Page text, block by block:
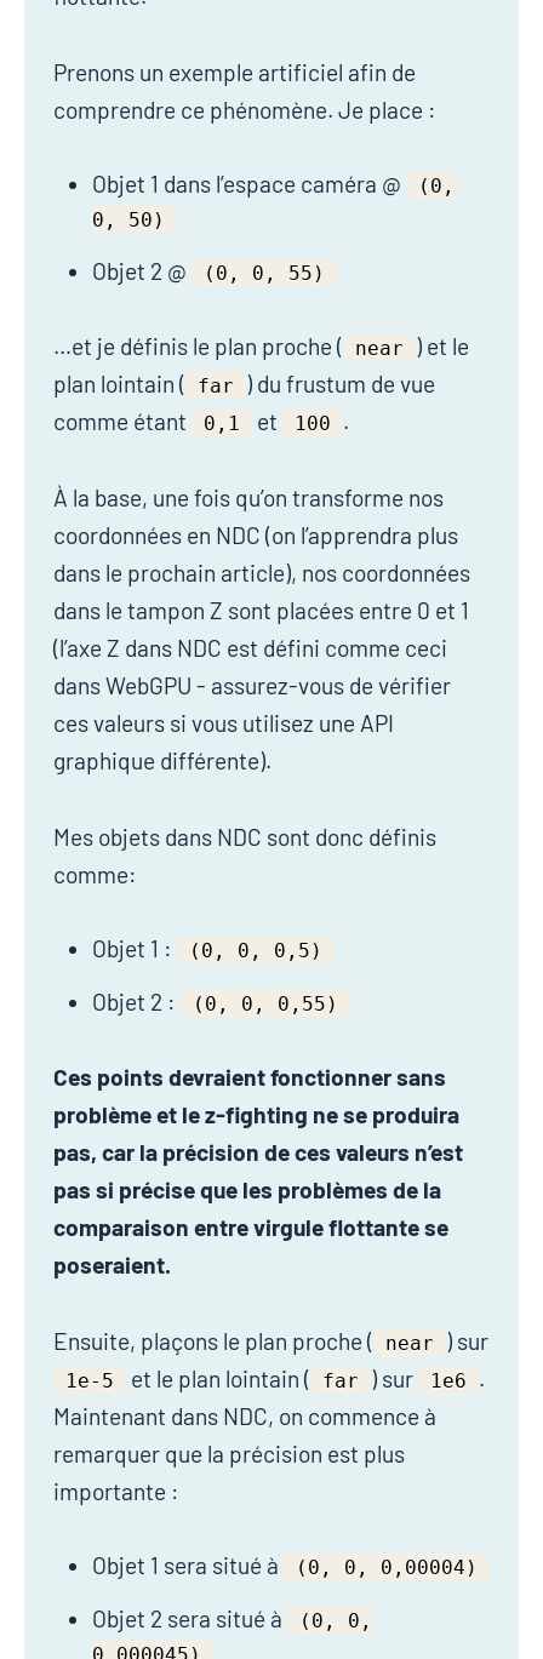
Prenons un exemple artificiel afin de
comprendre ce phénomène. Je place :
Objet 1 dans l’espace caméra @
(0,
0, 50)
Objet 2 @ (0, 0, 55)
…et je définis le plan proche ( near
) et le
plan lointain (
far
) du frustum de vue
comme étant
0,1 et 100 .
À la base, une fois qu’on transforme nos
coordonnées en NDC (on l’apprendra plus
dans le prochain article), nos coordonnées
dans le tampon Z sont placées entre 0 et 1
(l’axe Z dans NDC est défini comme ceci
dans WebGPU - assurez-vous de vérifier
ces valeurs si vous utilisez une API
graphique différente).
Mes objets dans NDC sont donc définis
comme:
Objet 1 : (0, 0, 0,5)
Objet 2 : (0, 0, 0,55)
Ces points devraient fonctionner sans
problème et le z-fighting ne se produira
pas, car la précision de ces valeurs n’est
pas si précise que les problèmes de la
comparaison entre virgule flottante se
poseraient.
Ensuite, plaçons le plan proche ( near ) sur
1e-5 et le plan lointain ( far ) sur 1e6
.
Maintenant dans NDC, on commence à
remarquer que la précision est plus
importante :
Objet 1 sera situé à (0, 0, 0,00004)
Objet 2 sera situé à
(0, 0,
0,000045)